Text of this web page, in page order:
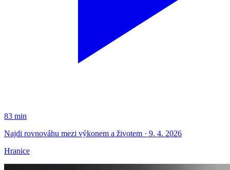
83 min
Najdi rovnováhu mezi výkonem a životem · 9. 4. 2026
Hranice